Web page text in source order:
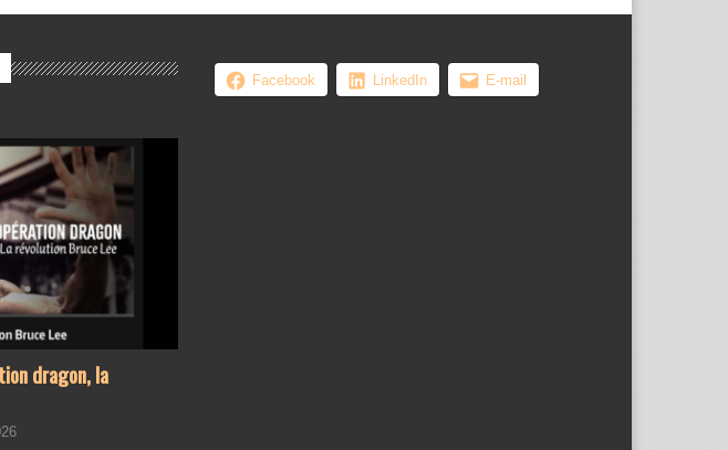
dragon, la
Facebook LinkedIn E-mail